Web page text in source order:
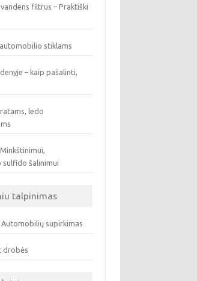
filtrus – Praktiški
stiklams
– kaip pašalinti,
ledo
sulfido šalinimui
talpinimas
Automobilių supirkimas
drobės